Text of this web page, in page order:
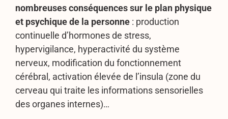
nombreuses conséquences sur le plan physique
et psychique de la personne : production
continuelle d’hormones de stress,
hypervigilance, hyperactivité du système
nerveux, modification du fonctionnement
cérébral, activation élevée de l’insula (zone du
cerveau qui traite les informations sensorielles
des organes internes)…